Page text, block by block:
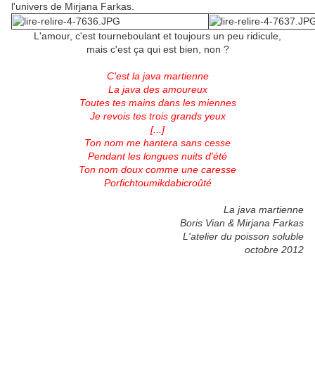
l'univers de Mirjana Farkas.
L'amour, c'est tourneboulant et toujours un peu ridicule,
mais c'est ça qui est bien, non ?
C'est la java martienne
La java des amoureux
Toutes tes mains dans les miennes
Je revois tes trois grands yeux
[...]
Ton nom me hantera sans cesse
Pendant les longues nuits d'été
Ton nom doux comme une caresse
Porfichtoumikdabicroûté
La java martienne
Boris Vian & Mirjana Farkas
L'atelier du poisson soluble
octobre 2012